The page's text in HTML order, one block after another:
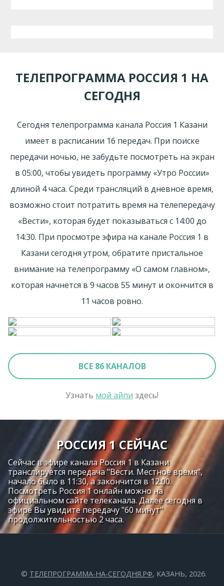
ТЕЛЕПРОГРАММА РОССИЯ 1 НА
СЕГОДНЯ
Сегодня телепрограмма канала Россия 1 Казани
имеет в расписании 16 передач. При поиске
передачи ночью, не забудьте посмотреть на экран
в 05:00, чтобы увидеть программу «Утро России»
длиной 4 часа. Среди трансляций в дневное время,
возможно стоит потратить время на телепередачу
«Вести», которая будет показываться с 14:00 до
14:30. При просмотре эфира на канале Россия 1 в
Казани сегодня утром, обратите пристальное
внимание на телепрограмму «О самом главном»,
которая начнется в 9 часов 55 минут и окончится в
11 часов ровно.
ВСЕ 86 КАНАЛОВ
Узнать мой айпи здесь!
РОССИЯ 1 СЕЙЧАС
Сейчас в эфире канала Россия 1 в Казани
транслируется передача "Вести. Местное время",
начало было в 11:30, а закончится в 12:00.
Посмотреть Россия 1 онлайн можно на
официальном сайте телеканала. Далее сегодня в
эфире Вы увидите передачу "60 минут"
продолжительностью 2 часа.
© ТЕЛЕПРОГРАММА-НА-СЕГОДНЯ.РФ, КАЗАНЬ, 2026.